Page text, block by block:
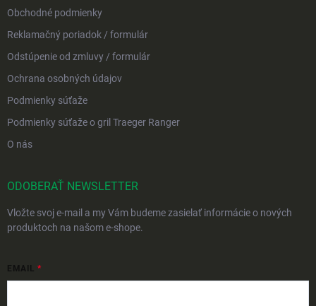
Obchodné podmienky
Reklamačný poriadok / formulár
Odstúpenie od zmluvy / formulár
Ochrana osobných údajov
Podmienky súťaže
Podmienky súťaže o gril Traeger Ranger
O nás
ODOBERAŤ NEWSLETTER
Vložte svoj e-mail a my Vám budeme zasielať informácie o nových
produktoch na našom e-shope.
EMAIL